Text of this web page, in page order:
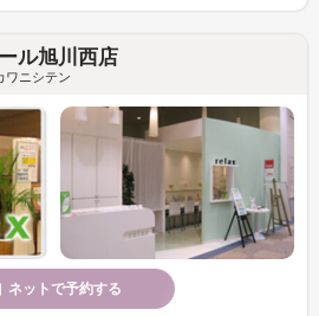
ル旭川西店
ワニシテン
ネットで予約する